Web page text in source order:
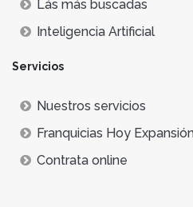
Lás más buscadas
Inteligencia Artificial
Servicios
Nuestros servicios
Franquicias Hoy
Contrata online